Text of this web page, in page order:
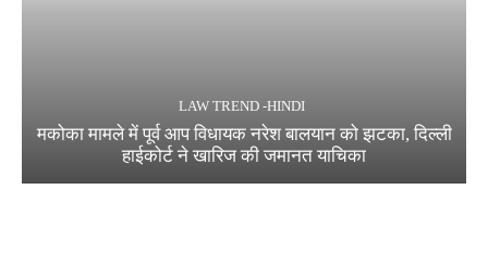
LAW TREND -HINDI
मकोका मामले में पूर्व आप विधायक नरेश बालयान को झटका, दिल्ली
हाईकोर्ट ने खारिज की जमानत याचिका